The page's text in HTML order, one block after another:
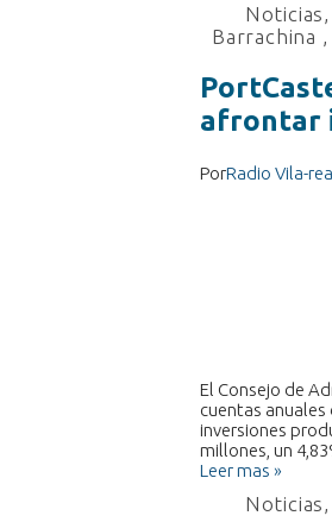
Noticias,
Barrachina ,
afrontar
PorRadio Vila-
El Consejo de
cuentas
inversiones
millones, un
Leer mas »
Noticias,